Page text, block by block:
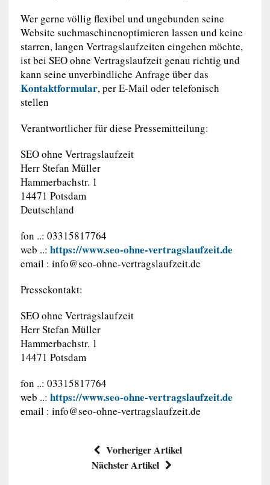
Wer gerne völlig flexibel und ungebunden seine
Website suchmaschinenoptimieren lassen und keine
starren, langen Vertragslaufzeiten eingehen möchte,
ist bei SEO ohne Vertragslaufzeit genau richtig und
kann seine unverbindliche Anfrage über das
Kontaktformular, per E-Mail oder telefonisch
stellen
Verantwortlicher für diese Pressemitteilung:
SEO ohne Vertragslaufzeit
Herr Stefan Müller
Hammerbachstr. 1
14471 Potsdam
Deutschland
fon ..: 03315817764
web ..: https://www.seo-ohne-vertragslaufzeit.de
email : info@seo-ohne-vertragslaufzeit.de
Pressekontakt:
SEO ohne Vertragslaufzeit
Herr Stefan Müller
Hammerbachstr. 1
14471 Potsdam
fon ..: 03315817764
web ..: https://www.seo-ohne-vertragslaufzeit.de
email : info@seo-ohne-vertragslaufzeit.de
Vorheriger Artikel
Nächster Artikel